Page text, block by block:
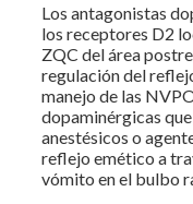
Los antagonistas
los receptores D2
ZQC del área
regulación del
manejo de las
dopaminérgicas
anestésicos o
reflejo emético a
vómito en el bulbo